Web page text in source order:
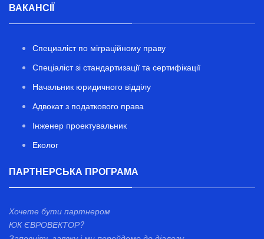
ВАКАНСІЇ
Специаліст по міграційному праву
Спеціаліст зі стандартизації та сертифікації
Начальник юридичного відділу
Адвокат з податкового права
Інженер проектувальник
Еколог
ПАРТНЕРСЬКА ПРОГРАМА
Хочете бути партнером
ЮК ЄВРОВЕКТОР?